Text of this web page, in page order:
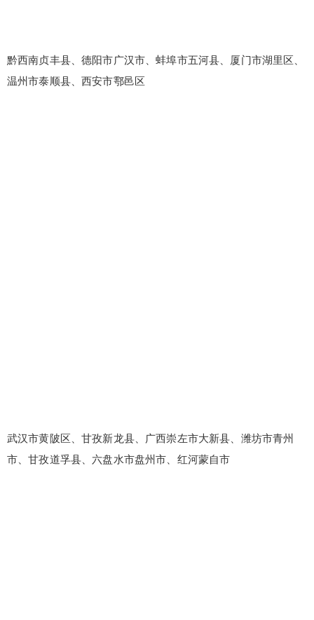
黔西南贞丰县、德阳市广汉市、蚌埠市五河县、厦门市湖里区、
温州市泰顺县、西安市鄠邑区
武汉市黄陂区、甘孜新龙县、广西崇左市大新县、潍坊市青州
市、甘孜道孚县、六盘水市盘州市、红河蒙自市